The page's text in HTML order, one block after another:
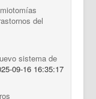
del
sistema de
09-16 16:35:17